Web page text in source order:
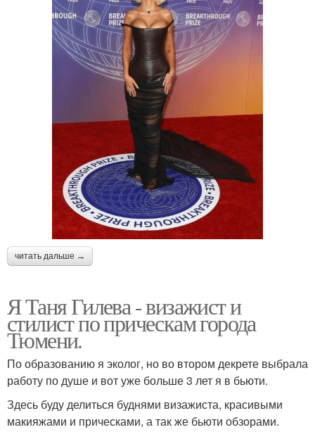
читать дальше →
Я Таня Гилева - визажист и
стилист по прическам города
Тюмени.
По образованию я эколог, но во втором декрете выбрала
работу по душе и вот уже больше 3 лет я в бьюти.
Здесь буду делиться буднями визажиста, красивыми
макияжами и прическами, а так же бьюти обзорами.